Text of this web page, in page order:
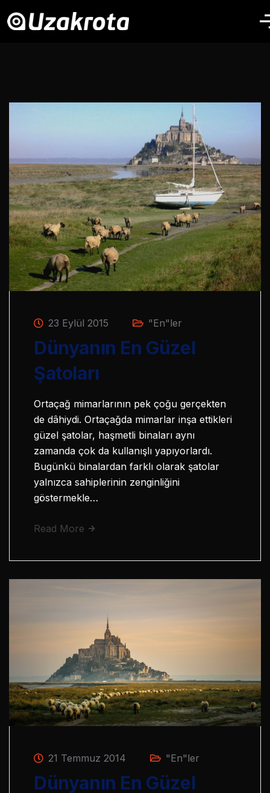
23 Eylül 2015 "En"ler
Dünyanın En Güzel
Şatoları
Ortaçağ mimarlarının pek çoğu gerçekten
de dâhiydi. Ortaçağda mimarlar inşa ettikleri
güzel şatolar, haşmetli binaları aynı
zamanda çok da kullanışlı yapıyorlardı.
Bugünkü binalardan farklı olarak şatolar
yalnızca sahiplerinin zenginliğini
göstermekle…
Read More
21 Temmuz 2014 "En"ler
Dünyanın En Güzel